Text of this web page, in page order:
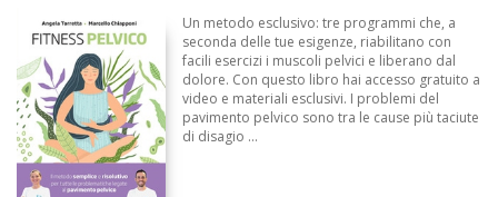
Un metodo esclusivo: tre programmi che, a
seconda delle tue esigenze, riabilitano con
facili esercizi i muscoli pelvici e liberano dal
dolore. Con questo libro hai accesso gratuito a
video e materiali esclusivi. I problemi del
pavimento pelvico sono tra le cause più taciute
di disagio ...